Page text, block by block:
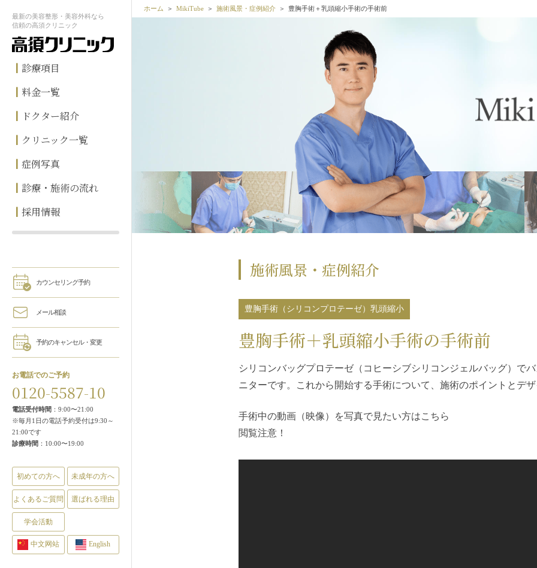
最新の美容整形・美容外科なら
信頼の高須クリニック
診療項目
料金一覧
ドクター紹介
クリニック一覧
症例写真
診療・施術の流れ
採用情報
カウンセリング予約
メール相談
予約のキャンセル・変更
お電話でのご予約
0120-5587-10
電話受付時間 ：9:00〜21:00
※毎月1日の電話予約受付は9:30～
21:00です
診療時間 ：10:00〜19:00
初めての方へ 未成年の方へ
よくあるご質問 選ばれる理由
学会活動
中文网站 English
ホーム MikiTube 施術風景・症例紹介 豊胸手術＋乳頭縮小手術の手術前
施術風景・症例紹介
豊胸手術（シリコンプロテーゼ） 乳頭縮小
豊胸手術＋乳頭縮小手術の手術前
シリコンバッグプロテーゼ（コヒーシブシリコンジェルバッグ）で
ニターです。これから開始する手術について、施術のポイントとデ
手術中の動画（映像）を写真で見たい方はこちら
閲覧注意！